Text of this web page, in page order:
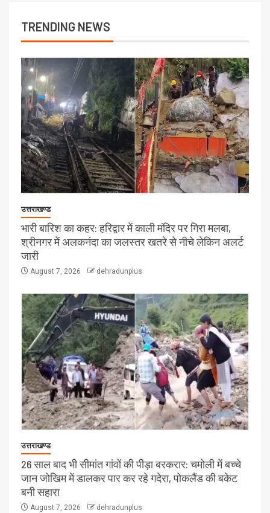
TRENDING NEWS
उत्तराखण्ड
भारी बारिश का कहर: हरिद्वार में काली मंदिर पर गिरा मलबा,
श्रीनगर में अलकनंदा का जलस्तर खतरे से नीचे लेकिन अलर्ट
जारी
August 7, 2026 dehradunplus
उत्तराखण्ड
26 साल बाद भी सीमांत गांवों की पीड़ा बरकरार: चमोली में बच्चे
जान जोखिम में डालकर पार कर रहे गदेरा, पोकलैंड की बकेट
बनी सहारा
August 7, 2026 dehradunplus